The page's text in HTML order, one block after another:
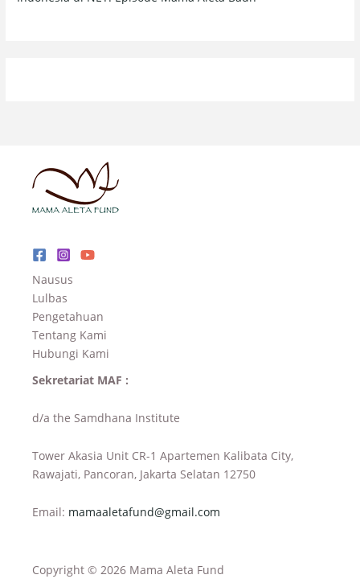
Nausus
Lulbas
Pengetahuan
Tentang Kami
Hubungi Kami
Sekretariat MAF :
d/a the Samdhana Institute
Tower Akasia Unit CR-1 Apartemen Kalibata City,
Rawajati, Pancoran, Jakarta Selatan 12750
Email: mamaaletafund@gmail.com
Copyright © 2026 Mama Aleta Fund